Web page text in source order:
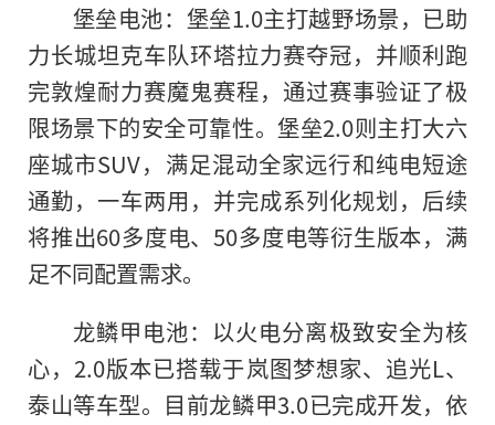
堡垒电池：堡垒1.0主打越野场景，已助
力长城坦克车队环塔拉力赛夺冠，并顺利跑
完敦煌耐力赛魔鬼赛程，通过赛事验证了极
限场景下的安全可靠性。堡垒2.0则主打大六
座城市SUV，满足混动全家远行和纯电短途
通勤，一车两用，并完成系列化规划，后续
将推出60多度电、50多度电等衍生版本，满
足不同配置需求。
龙鳞甲电池：以火电分离极致安全为核
心，2.0版本已搭载于岚图梦想家、追光L、
泰山等车型。目前龙鳞甲3.0已完成开发，依